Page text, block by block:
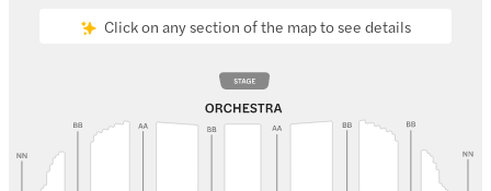
Click on any section of the map to see details